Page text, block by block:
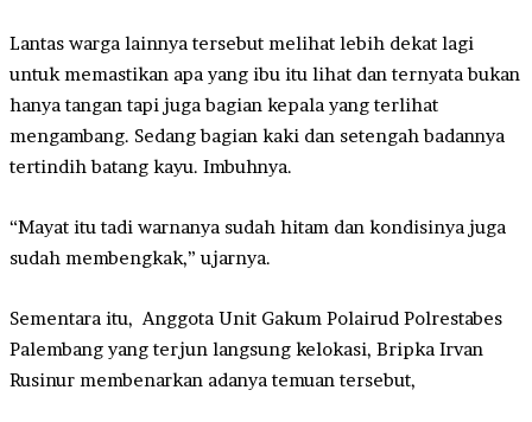
Lantas warga lainnya tersebut melihat lebih dekat lagi
untuk memastikan apa yang ibu itu lihat dan ternyata bukan
hanya tangan tapi juga bagian kepala yang terlihat
mengambang. Sedang bagian kaki dan setengah badannya
tertindih batang kayu. Imbuhnya.
“Mayat itu tadi warnanya sudah hitam dan kondisinya juga
sudah membengkak,” ujarnya.
Sementara itu, Anggota Unit Gakum Polairud Polrestabes
Palembang yang terjun langsung kelokasi, Bripka Irvan
Rusinur membenarkan adanya temuan tersebut,